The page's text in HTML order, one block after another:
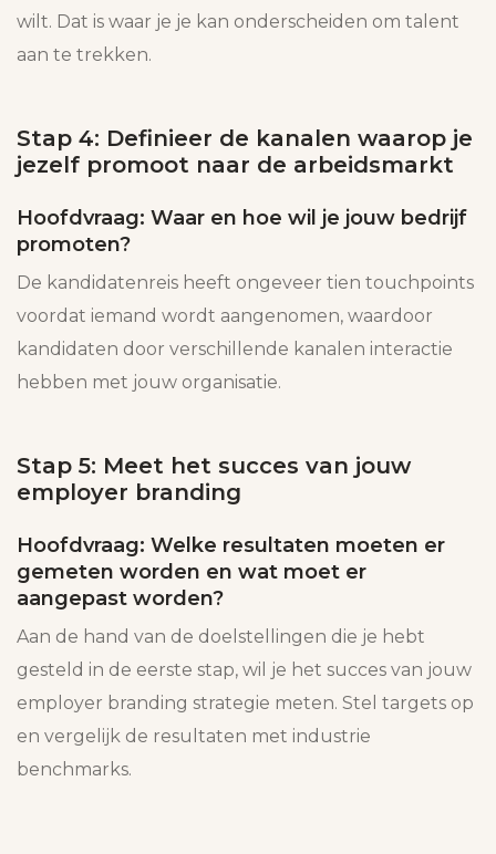
wilt. Dat is waar je je kan onderscheiden om talent
aan te trekken.
Stap 4: Definieer de kanalen waarop je
jezelf promoot naar de arbeidsmarkt
Hoofdvraag: Waar en hoe wil je jouw bedrijf
promoten?
De kandidatenreis heeft ongeveer tien touchpoints
voordat iemand wordt aangenomen, waardoor
kandidaten door verschillende kanalen interactie
hebben met jouw organisatie.
Stap 5: Meet het succes van jouw
employer branding
Hoofdvraag: Welke resultaten moeten er
gemeten worden en wat moet er
aangepast worden?
Aan de hand van de doelstellingen die je hebt
gesteld in de eerste stap, wil je het succes van jouw
employer branding strategie meten. Stel targets op
en vergelijk de resultaten met industrie
benchmarks.